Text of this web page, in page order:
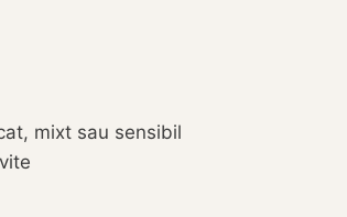
mixt sau sensibil